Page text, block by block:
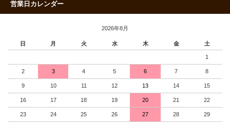
営業日カレンダー
2026年8月
日 月 火 水 木 金 土
1
2 3 4 5 6 7 8
9 10 11 12 13 14 15
16 17 18 19 20 21 22
23 24 25 26 27 28 29